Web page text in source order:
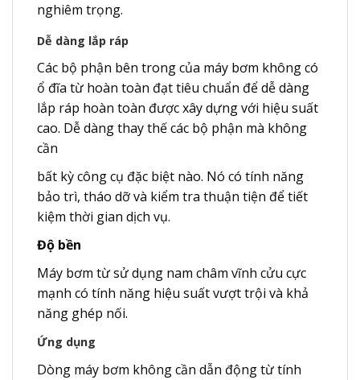
nghiêm trọng.
Dễ dàng lắp ráp
Các bộ phận bên trong của máy bơm không có
ổ đĩa từ hoàn toàn đạt tiêu chuẩn để dễ dàng
lắp ráp hoàn toàn được xây dựng với hiệu suất
cao. Dễ dàng thay thế các bộ phận mà không
cần
bất kỳ công cụ đặc biệt nào. Nó có tính năng
bảo trì, tháo dỡ và kiểm tra thuận tiện để tiết
kiệm thời gian dịch vụ.
Độ bền
Máy bơm từ sử dụng nam châm vĩnh cửu cực
mạnh có tính năng hiệu suất vượt trội và khả
năng ghép nối.
Ứng dụng
Dòng máy bơm không cần dẫn động từ tính